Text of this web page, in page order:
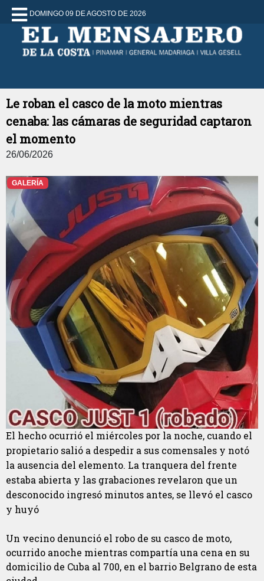
DOMINGO 09 DE AGOSTO DE 2026
Le roban el casco de la moto mientras
cenaba: las cámaras de seguridad captaron
el momento
26/06/2026
GALERÍA
El hecho ocurrió el miércoles por la noche, cuando el
propietario salió a despedir a sus comensales y notó
la ausencia del elemento. La tranquera del frente
estaba abierta y las grabaciones revelaron que un
desconocido ingresó minutos antes, se llevó el casco
y huyó
Un vecino denunció el robo de su casco de moto,
ocurrido anoche mientras compartía una cena en su
domicilio de Cuba al 700, en el barrio Belgrano de esta